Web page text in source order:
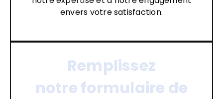
envers votre satisfaction.
Remplissez
notre formulaire de